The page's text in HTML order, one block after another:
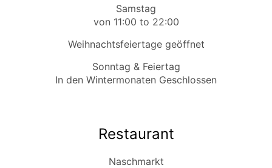
Samstag
von 11:00 to 22:00
Weihnachtsfeiertage geöffnet
Sonntag & Feiertag
In den Wintermonaten Geschlossen
Restaurant
Naschmarkt